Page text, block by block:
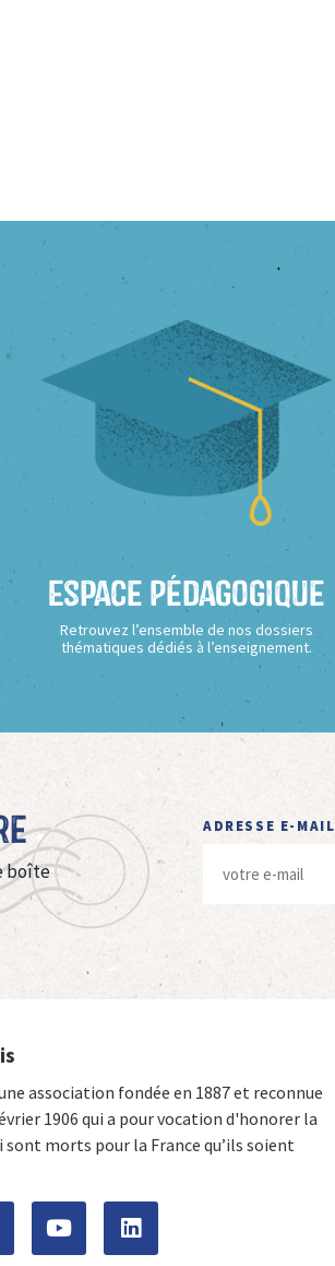
Espace Pédagogique
Retrouvez l’ensemble de nos dossiers
thématiques dédiés à l’enseignement.
boîte
ADRESSE E-MAIL
association fondée en 1887 et reconnue
1906 qui a pour vocation d'honorer la
sont morts pour la France qu’ils soient